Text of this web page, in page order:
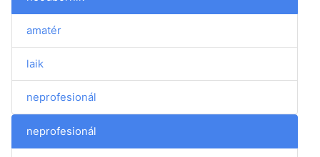
amatér
laik
neprofesionál
neprofesionál